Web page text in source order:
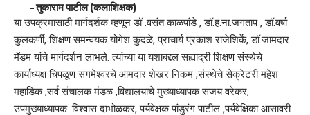
–तुकाराम पाटील(कलाशिक्षक)
या उपक्रमासाठी मार्गदर्शक म्हणून डॉ .वसंत काळपांडे , डॉ.ह.ना.जगताप , डॉ.वर्षा
कुलकर्णी, शिक्षण समन्वयक योगेश कुदळे, प्राचार्य प्रकाश राजेशिर्के, डॉ.जामदार
मॅडम यांचे मार्गदर्शन लाभले. त्यांच्या या यशाबद्दल सह्याद्री शिक्षण संस्थेचे
कार्याध्यक्ष चिपळूण संगमेश्वरचे आमदार शेखर निकम ,संस्थेचे सेक्रेटरी महेश
महाडिक ,सर्व संचालक मंडळ ,विद्यालयाचे मुख्याध्यापक संजय वरेकर,
उपमुख्याध्यापक .विश्वास दाभोळकर, पर्यवेक्षक पांडुरंग पाटील ,पर्यवेक्षिका आसावरी